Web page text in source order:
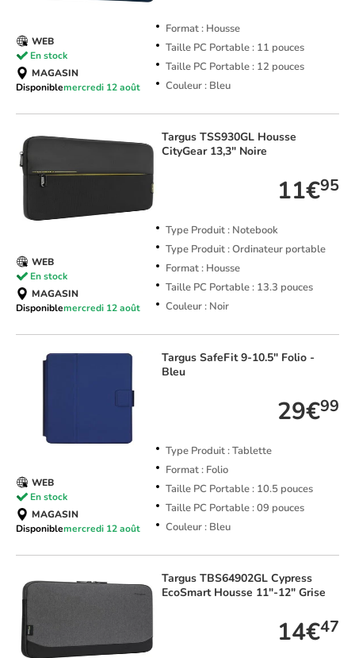
Format : Housse
Taille PC Portable : 11 pouces
Taille PC Portable : 12 pouces
Couleur : Bleu
WEB
En stock
MAGASIN
Disponiblemercredi 12 août
Targus TSS930GL Housse
CityGear 13,3" Noire
11€95
Type Produit : Notebook
Type Produit : Ordinateur portable
Format : Housse
Taille PC Portable : 13.3 pouces
Couleur : Noir
WEB
En stock
MAGASIN
Disponiblemercredi 12 août
Targus SafeFit 9-10.5" Folio -
Bleu
29€99
Type Produit : Tablette
Format : Folio
Taille PC Portable : 10.5 pouces
Taille PC Portable : 09 pouces
Couleur : Bleu
WEB
En stock
MAGASIN
Disponiblemercredi 12 août
Targus TBS64902GL Cypress
EcoSmart Housse 11"-12" Grise
14€47